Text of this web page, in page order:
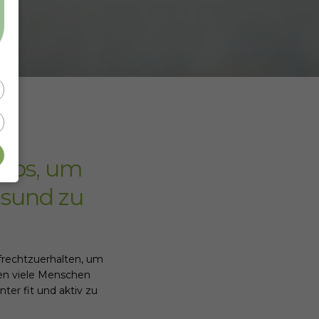
um
zu
um
viele Menschen
fit und aktiv zu